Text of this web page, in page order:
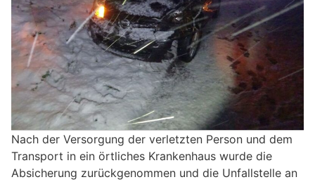
Nach der Versorgung der verletzten Person und dem
Transport in ein örtliches Krankenhaus wurde die
Absicherung zurückgenommen und die Unfallstelle an